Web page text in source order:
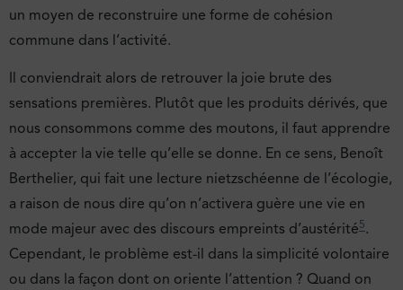
un moyen de reconstruire une forme de cohésion
commune dans l’activité.
Il conviendrait alors de retrouver la joie brute des
sensations premières. Plutôt que les produits dérivés, que
nous consommons comme des moutons, il faut apprendre
à accepter la vie telle qu’elle se donne. En ce sens, Benoît
Berthelier, qui fait une lecture nietzschéenne de l’écologie,
a raison de nous dire qu’on n’activera guère une vie en
mode majeur avec des discours empreints d’austérité5.
Cependant, le problème est-il dans la simplicité volontaire
ou dans la façon dont on oriente l’attention ? Quand on